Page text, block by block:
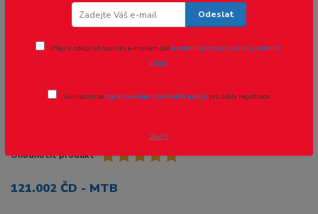
121.002 ČD - MTB
Ohodnotit produkt
121.002 ČD - MTB
Odeslat
Přeji si odebírat novinky e-mailem dlepodmínek zpracování osobních
údajů.
Souhlasím se zpracováním osobních údajů pro účely registrace.
Zavřít